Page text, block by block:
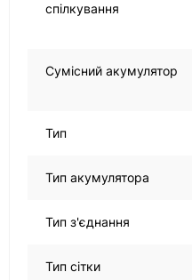
спілкування
Сумісний акумулятор
Тип
Тип акумулятора
Тип з'єднання
Тип сітки